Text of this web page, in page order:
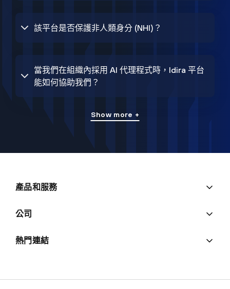
該平台是否保護非人類身分 (NHI)？
當我們在組織內採用 AI 代理程式時，Idira 平台
能如何協助我們？
Show more +
產品和服務
公司
熱門連結